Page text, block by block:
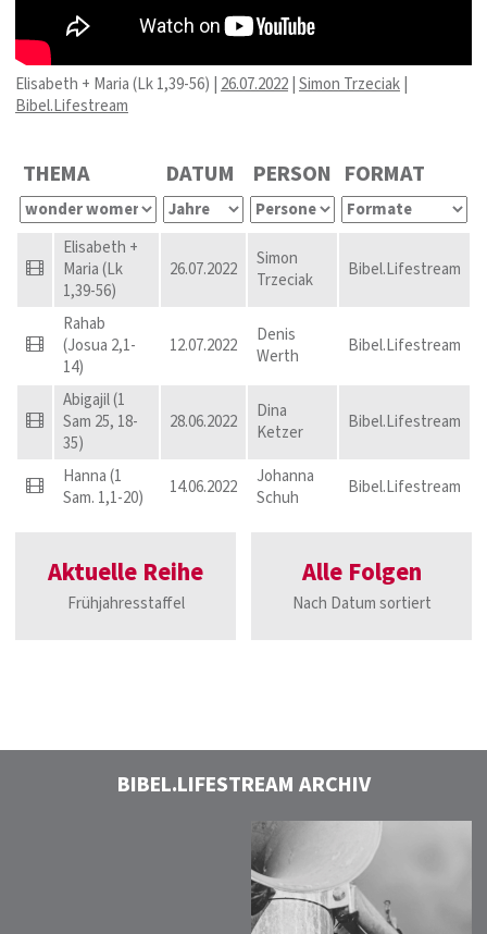
Elisabeth + Maria (Lk 1,39-56) | 26.07.2022|Simon Trzeciak|
Bibel.Lifestream
THEMA DATUM PERSON FORMAT
Elisabeth +
Maria (Lk
1,39-56)
26.07.2022
Simon
Trzeciak
Bibel.Lifestream
Rahab
(Josua 2,1-
14)
12.07.2022
Denis
Werth
Bibel.Lifestream
Abigajil (1
Sam 25, 18-
35)
28.06.2022
Dina
Ketzer
Bibel.Lifestream
Hanna (1
Sam. 1,1-20)
14.06.2022
Johanna
Schuh
Bibel.Lifestream
Aktuelle Reihe
Frühjahresstaffel
Alle Folgen
Nach Datum sortiert
BIBEL.LIFESTREAM ARCHIV